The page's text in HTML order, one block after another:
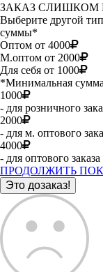
ЗАКАЗ СЛИШКОМ
Выберите другой
суммы*
Оптом от 4000
М.оптом от 2000
Для себя от 1000
*Минимальная
1000
- для розничного
2000
- для м. оптового
4000
- для оптового заказа
ПРОДОЛЖИТЬ